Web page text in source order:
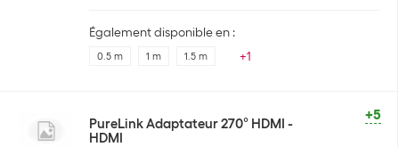
Également disponible en :
0.5 m 1 m 1.5 m +1
+5
PureLink Adaptateur 270° HDMI -
HDMI